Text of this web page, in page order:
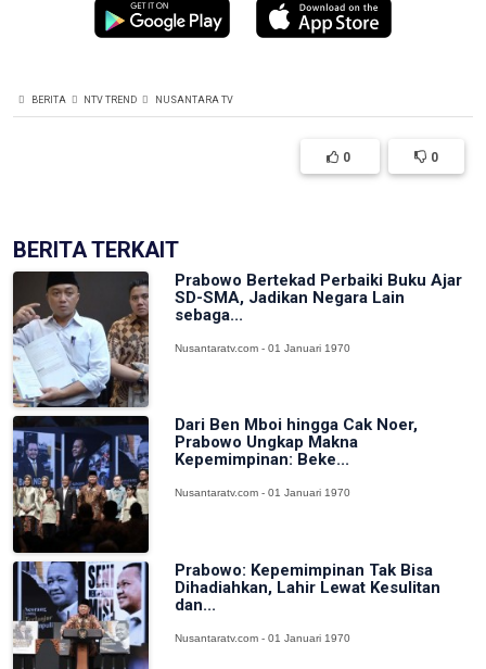
BERITA NTV TREND NUSANTARA TV
0 0
BERITA TERKAIT
Prabowo Bertekad Perbaiki Buku Ajar
SD-SMA, Jadikan Negara Lain
sebaga...
Nusantaratv.com - 01 Januari 1970
Dari Ben Mboi hingga Cak Noer,
Prabowo Ungkap Makna
Kepemimpinan: Beke...
Nusantaratv.com - 01 Januari 1970
Prabowo: Kepemimpinan Tak Bisa
Dihadiahkan, Lahir Lewat Kesulitan
dan...
Nusantaratv.com - 01 Januari 1970